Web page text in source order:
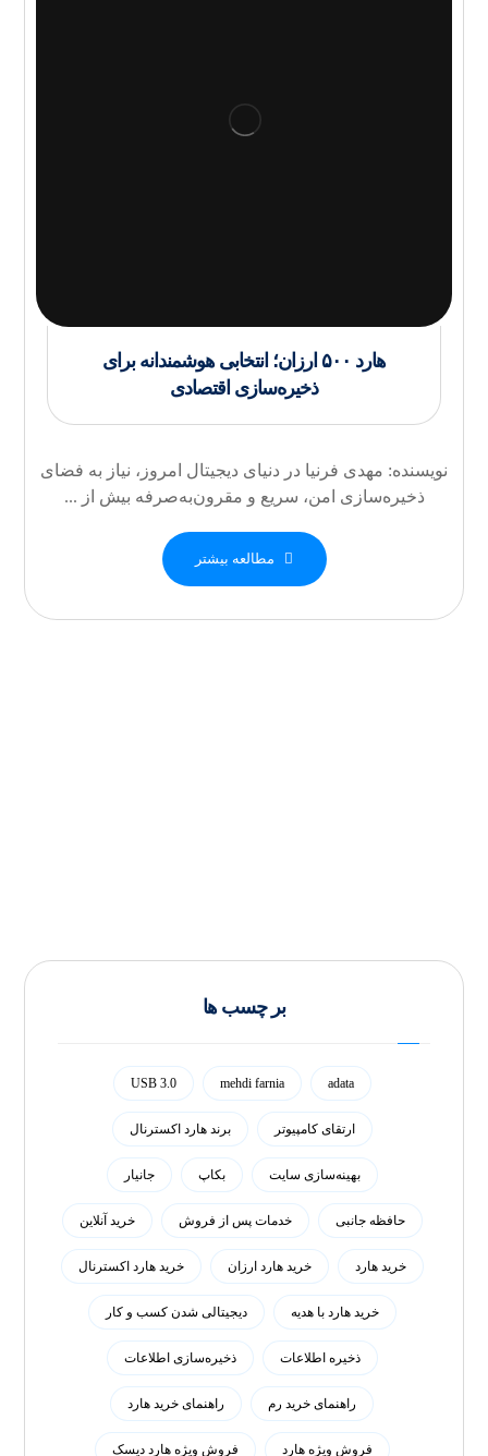
هارد ۵۰۰ ارزان؛ انتخابی هوشمندانه برای
ذخیره‌سازی اقتصادی
نویسنده: مهدی فرنیا در دنیای دیجیتال امروز، نیاز به فضای
ذخیره‌سازی امن، سریع و مقرون‌به‌صرفه بیش از ...
مطالعه بیشتر
بر چسب ها
adata
mehdi farnia
USB 3.0
ارتقای کامپیوتر برند هارد اکسترنال
بهینه‌سازی سایت بکاپ جانیار
حافظه جانبی خدمات پس از فروش خرید آنلاین
خرید هارد خرید هارد ارزان خرید هارد اکسترنال
خرید هارد با هدیه دیجیتالی شدن کسب و کار
ذخیره اطلاعات ذخیره‌سازی اطلاعات
راهنمای خرید رم راهنمای خرید هارد
فروش ویژه هارد فروش ویژه هارد دیسک